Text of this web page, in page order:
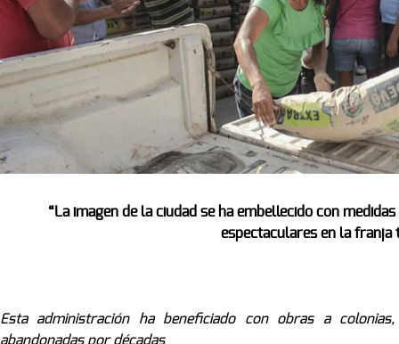
“La imagen de la ciudad se ha embellecido con
espectaculares en la franja
Esta administración ha beneficiado con obras a
abandonadas por décadas